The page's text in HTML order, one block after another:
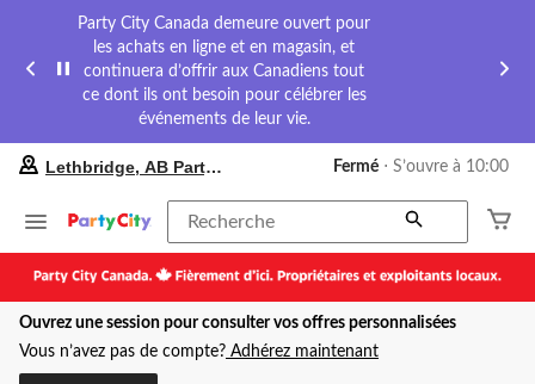
Party City Canada demeure ouvert pour
les achats en ligne et en magasin, et
continuera d’offrir aux Canadiens tout
ce dont ils ont besoin pour célébrer les
événements de leur vie.
préféré
Lethbridge,
Party
City,
courament
Fermé,
Lethbridge, AB Party City Fermé ⋅ S’ouvre à 10:00
Recherche
Ouvrez une session pour consulter vos offres personnalisées
Vous n’avez pas de compte? Adhérez maintenant